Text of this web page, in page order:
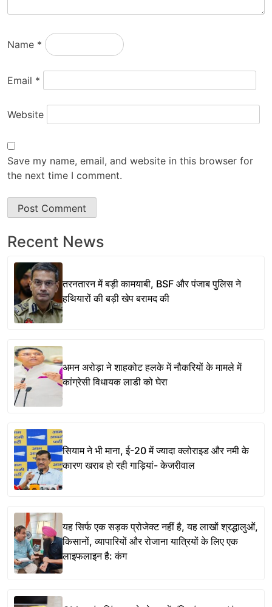
Name *
Email *
Website
Save my name, email, and website in this browser for
the next time I comment.
Recent News
तरनतारन में बड़ी कामयाबी, BSF और पंजाब पुलिस ने
हथियारों की बड़ी खेप बरामद की
अमन अरोड़ा ने शाहकोट हलके में नौकरियों के मामले में
कांग्रेसी विधायक लाडी को घेरा
सियाम ने भी माना, ई-20 में ज्यादा क्लोराइड और नमी के
कारण खराब हो रही गाड़ियां- केजरीवाल
यह सिर्फ एक सड़क प्रोजेक्ट नहीं है, यह लाखों श्रद्धालुओं,
किसानों, व्यापारियों और रोजाना यात्रियों के लिए एक
लाइफलाइन है: कंग